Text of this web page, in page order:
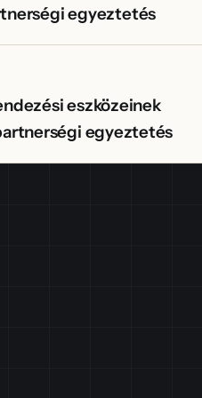
egyeztetés
eszközeinek
egyeztetés